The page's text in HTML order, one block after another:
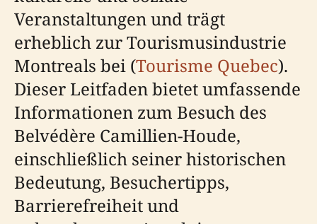
Veranstaltungen und trägt
erheblich zur Tourismusindustrie
Montreals bei (Tourisme Quebec).
Dieser Leitfaden bietet umfassende
Informationen zum Besuch des
Belvédère Camillien-Houde,
einschließlich seiner historischen
Bedeutung, Besuchertipps,
Barrierefreiheit und